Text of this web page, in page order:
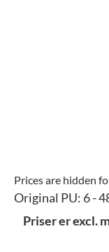
Prices are hidden
Original PU: 6 -
Priser er excl.